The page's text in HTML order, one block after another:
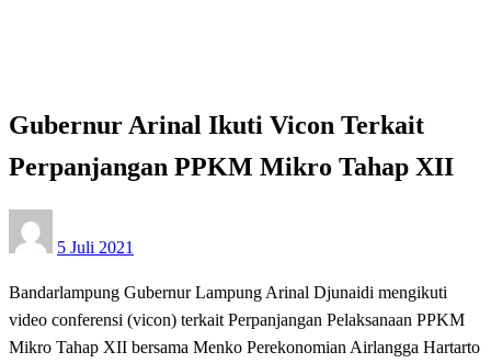
Gubernur Arinal Ikuti Vicon Terkait
Perpanjangan PPKM Mikro Tahap XII
on
5 Juli 2021
Bandarlampung Gubernur Lampung Arinal Djunaidi mengikuti
video conferensi (vicon) terkait Perpanjangan Pelaksanaan PPKM
Mikro Tahap XII bersama Menko Perekonomian Airlangga Hartarto